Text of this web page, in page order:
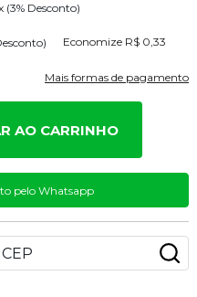
(3% Desconto)
Economize R$ 0,33
Mais formas de pagamento
AO CARRINHO
pelo Whatsapp